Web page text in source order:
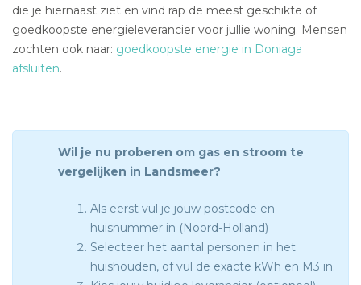
die je hiernaast ziet en vind rap de meest geschikte of
goedkoopste energieleverancier voor jullie woning. Mensen
zochten ook naar: goedkoopste energie in Doniaga
afsluiten.
Wil je nu proberen om gas en stroom te
vergelijken in Landsmeer?
Als eerst vul je jouw postcode en
huisnummer in (Noord-Holland)
Selecteer het aantal personen in het
huishouden, of vul de exacte kWh en M3 in.